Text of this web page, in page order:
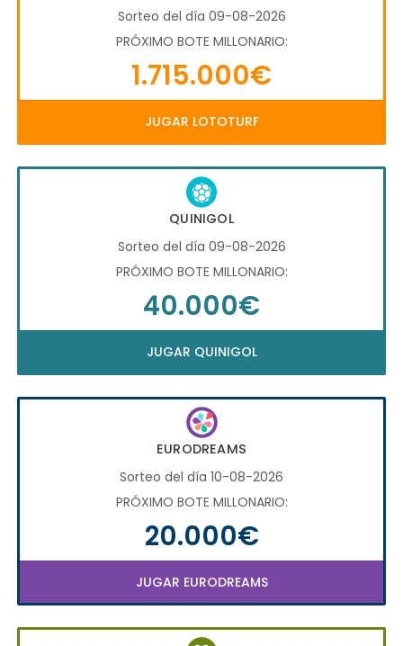
Sorteo del día 09-08-2026
PRÓXIMO BOTE MILLONARIO:
1.715.000€
JUGAR LOTOTURF
QUINIGOL
Sorteo del día 09-08-2026
PRÓXIMO BOTE MILLONARIO:
40.000€
JUGAR QUINIGOL
EURODREAMS
Sorteo del día 10-08-2026
PRÓXIMO BOTE MILLONARIO:
20.000€
JUGAR EURODREAMS